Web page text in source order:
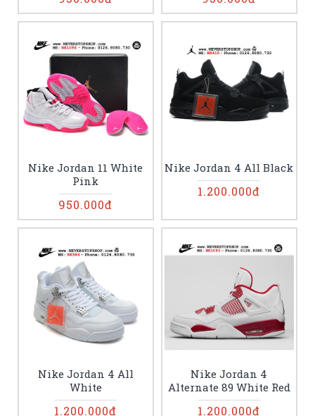
Nike Jordan 11 White
Pink
950.000đ
Nike Jordan 4 All Black
1.200.000đ
Nike Jordan 4 All
White
1.200.000đ
Nike Jordan 4
Alternate 89 White Red
1.200.000đ